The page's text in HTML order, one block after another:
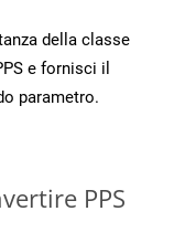
della classe
e fornisci il
parametro.
PPS